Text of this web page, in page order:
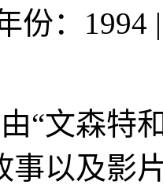
份：1994 |
“文森特
事以及影